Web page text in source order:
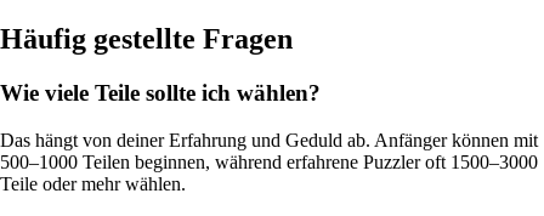
Häufig gestellte Fragen
Wie viele Teile sollte ich wählen?
Das hängt von deiner Erfahrung und Geduld ab. Anfänger können mit
500–1000 Teilen beginnen, während erfahrene Puzzler oft 1500–3000
Teile oder mehr wählen.